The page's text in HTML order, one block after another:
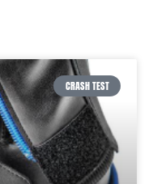
CRASH TEST